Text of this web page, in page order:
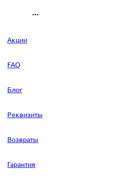
Акции
FAQ
Блог
Реквизиты
Возвраты
Гарантия